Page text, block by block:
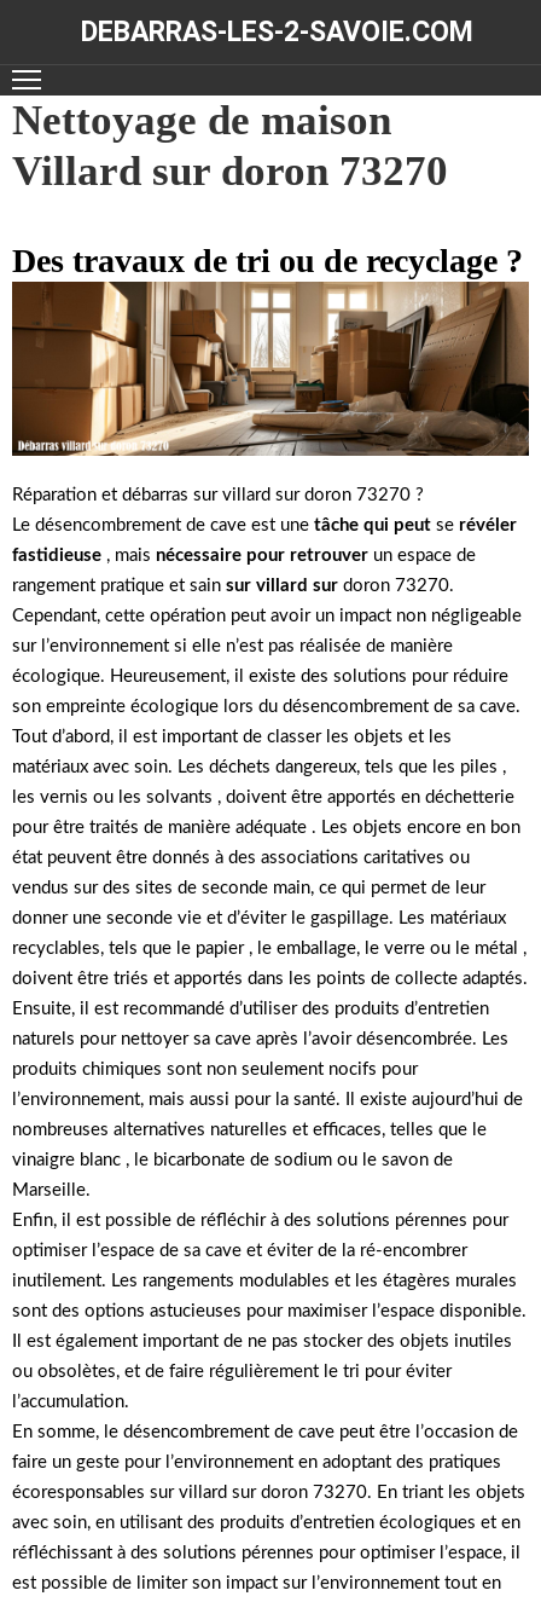
DEBARRAS-LES-2-SAVOIE.COM
ACCUEIL
DÉBARRAS
CONTACT
Nettoyage de maison
Villard sur doron 73270
Des travaux de tri ou de recyclage ?
Réparation et débarras sur villard sur doron 73270 ?
Le désencombrement de cave est une tâche qui peut se révéler
fastidieuse , mais nécessaire pour retrouver un espace de
rangement pratique et sain sur villard sur doron 73270.
Cependant, cette opération peut avoir un impact non négligeable
sur l’environnement si elle n’est pas réalisée de manière
écologique. Heureusement, il existe des solutions pour réduire
son empreinte écologique lors du désencombrement de sa cave.
Tout d’abord, il est important de classer les objets et les
matériaux avec soin. Les déchets dangereux, tels que les piles ,
les vernis ou les solvants , doivent être apportés en déchetterie
pour être traités de manière adéquate . Les objets encore en bon
état peuvent être donnés à des associations caritatives ou
vendus sur des sites de seconde main, ce qui permet de leur
donner une seconde vie et d’éviter le gaspillage. Les matériaux
recyclables, tels que le papier , le emballage, le verre ou le métal ,
doivent être triés et apportés dans les points de collecte adaptés.
Ensuite, il est recommandé d’utiliser des produits d’entretien
naturels pour nettoyer sa cave après l’avoir désencombrée. Les
produits chimiques sont non seulement nocifs pour
l’environnement, mais aussi pour la santé. Il existe aujourd’hui de
nombreuses alternatives naturelles et efficaces, telles que le
vinaigre blanc , le bicarbonate de sodium ou le savon de
Marseille.
Enfin, il est possible de réfléchir à des solutions pérennes pour
optimiser l’espace de sa cave et éviter de la ré-encombrer
inutilement. Les rangements modulables et les étagères murales
sont des options astucieuses pour maximiser l’espace disponible.
Il est également important de ne pas stocker des objets inutiles
ou obsolètes, et de faire régulièrement le tri pour éviter
l’accumulation.
En somme, le désencombrement de cave peut être l’occasion de
faire un geste pour l’environnement en adoptant des pratiques
écoresponsables sur villard sur doron 73270. En triant les objets
avec soin, en utilisant des produits d’entretien écologiques et en
réfléchissant à des solutions pérennes pour optimiser l’espace, il
est possible de limiter son impact sur l’environnement tout en